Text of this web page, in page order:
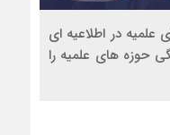
در اطلاعیه ای
حوزه های علمیه را